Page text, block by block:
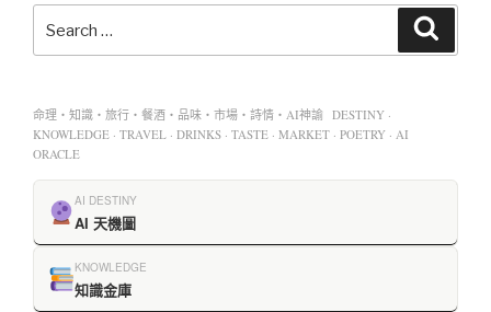
命理・知識・旅行・餐酒・品味・市場・詩情・AI神諭 DESTINY ·
KNOWLEDGE · TRAVEL · DRINKS · TASTE · MARKET · POETRY · AI
ORACLE
AI DESTINY
AI 天機圖
KNOWLEDGE
知識金庫